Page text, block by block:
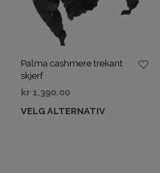
Palma cashmere trekant
skjerf
kr 1,390.00
VELG ALTERNATIV